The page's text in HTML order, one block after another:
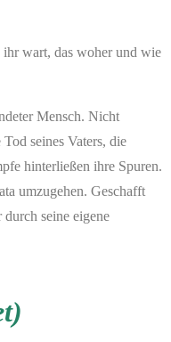
ihr wart, das woher und wie
Mensch. Nicht
seines Vaters, die
hinterließen ihre Spuren.
umzugehen. Geschafft
seine eigene